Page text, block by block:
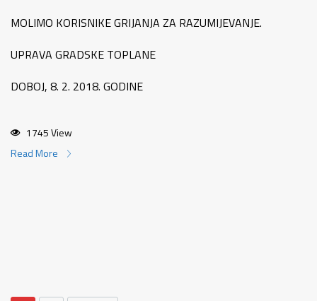
MOLIMO KORISNIKE GRIJANJA ZA RAZUMIJEVANJE.
UPRAVA GRADSKE TOPLANE
DOBOJ, 8. 2. 2018. GODINE
1745 View
Read More